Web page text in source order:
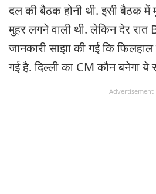
दल की बैठक होनी थी. इसी बैठक में
मुहर लगने वाली थी. लेकिन देर रात
जानकारी साझा की गई कि
गई है. दिल्ली का CM कौन बनेगा
Advertisement